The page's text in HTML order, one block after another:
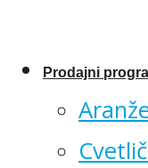
Prodajni